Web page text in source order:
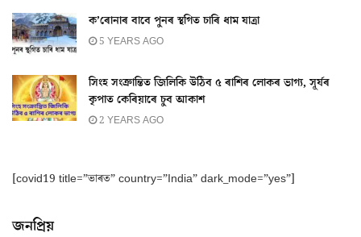
ক’ৰোনাৰ বাবে পুনৰ স্থগিত চাৰি ধাম যাত্ৰা
5 YEARS AGO
সিংহ সংক্ৰান্তিত জিলিকি উঠিব ৫ ৰাশিৰ লোকৰ ভাগ্য, সূৰ্যৰ
কৃপাত কেৰিয়াৰে চুব আকাশ
2 YEARS AGO
[covid19 title=”ভাৰত” country=”India” dark_mode=”yes”]
জনপ্ৰিয়